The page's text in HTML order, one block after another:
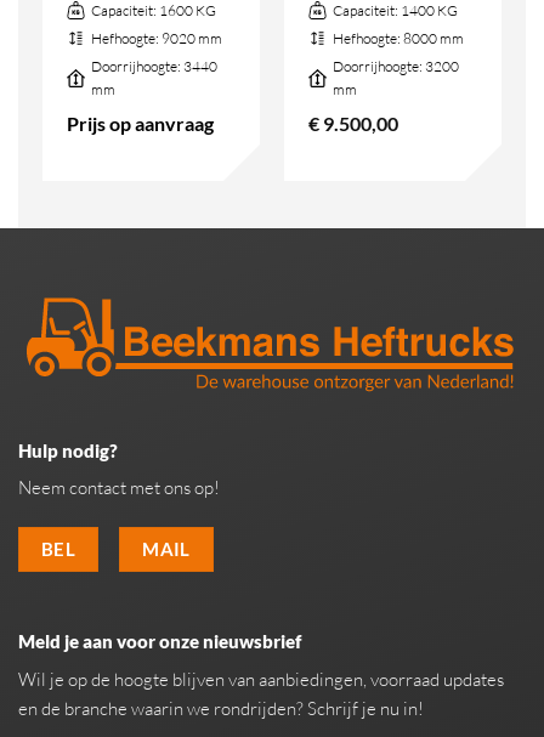
Capaciteit: 1600 KG
Hefhoogte: 9020 mm
Doorrijhoogte: 3440
mm
Prijs op aanvraag
Capaciteit: 1400 KG
Hefhoogte: 8000 mm
Doorrijhoogte: 3200
mm
€9.500,00
Hulp nodig?
Neem contact met ons op!
BEL MAIL
Meld je aan voor onze nieuwsbrief
Wil je op de hoogte blijven van aanbiedingen, voorraad updates
en de branche waarin we rondrijden? Schrijf je nu in!